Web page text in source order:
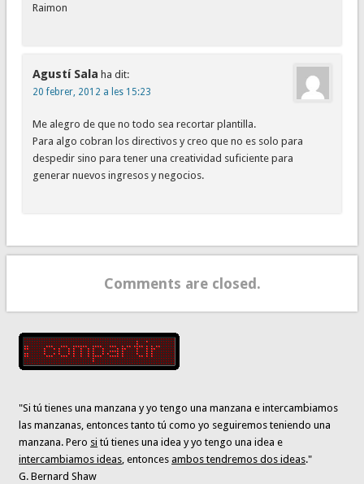
Raimon
Agustí Sala ha dit:
20 febrer, 2012 a les 15:23
Me alegro de que no todo sea recortar plantilla.
Para algo cobran los directivos y creo que no es solo para
despedir sino para tener una creatividad suficiente para
generar nuevos ingresos y negocios.
Comments are closed.
"Si tú tienes una manzana y yo tengo una manzana e intercambiamos
las manzanas, entonces tanto tú como yo seguiremos teniendo una
manzana. Pero si tú tienes una idea y yo tengo una idea e
intercambiamos ideas, entoncesambos tendremos dos ideas."
G. Bernard Shaw